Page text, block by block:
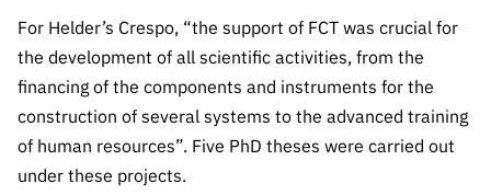
For Helder’s Crespo, “the support of FCT was crucial for
the development of all scientific activities, from the
financing of the components and instruments for the
construction of several systems to the advanced training
of human resources”. Five PhD theses were carried out
under these projects.